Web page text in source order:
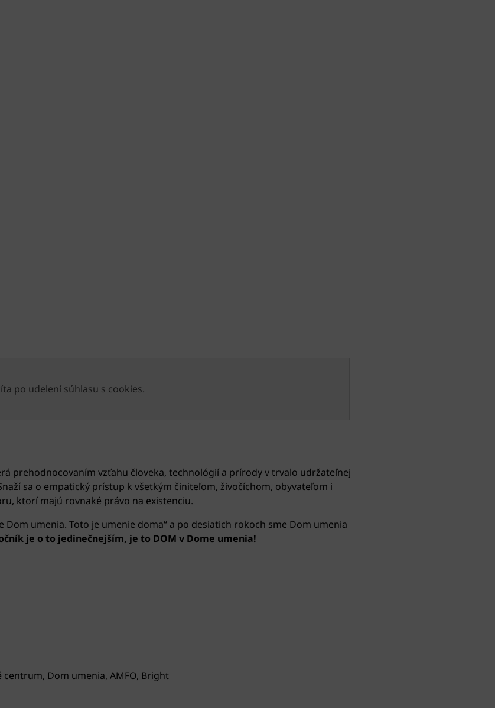
po udelení súhlasu s cookies.
prehodnocovaním vzťahu človeka, technológií a prírody v trvalo udržateľnej
sa o empatický prístup k všetkým činiteľom, živočíchom, obyvateľom i
ktorí majú rovnaké právo na existenciu.
umenia. Toto je umenie doma“ a po desiatich rokoch sme Dom umenia
je o to jedinečnejším, je to DOM v Dome umenia!
Dom umenia, AMFO, Bright